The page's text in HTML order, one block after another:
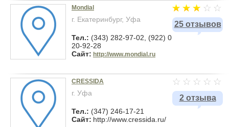
25 отзывов
Mondial
г. Екатеринбург, Уфа
Тел.: (343) 282-97-02, (922) 0
20-92-28
Сайт: http://www.mondial.ru
2 отзыва
CRESSIDA
г. Уфа
Тел.: (347) 246-17-21
Сайт: http://www.cressida.ru/